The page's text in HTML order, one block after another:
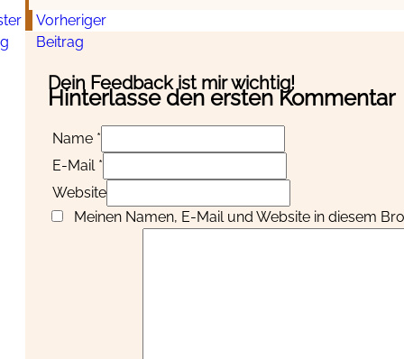
Vorheriger
Beitrag
Dein Feedback ist mir wichtig!
Hinterlasse den ersten Kommentar
Name *
E-Mail *
Website
Meinen Namen, E-Mail und Website in diesem